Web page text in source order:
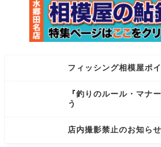
フィッシング相模屋ポ
『釣りのルール・マナ
う
店内撮影禁止のお知らせ